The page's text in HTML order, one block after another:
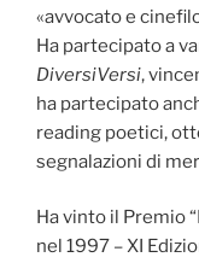
«avvocato e
Ha partecipato a
DiversiVersi,
ha partecipato
reading poetici,
segnalazioni di
Ha vinto il Premio
nel 1997 – XI